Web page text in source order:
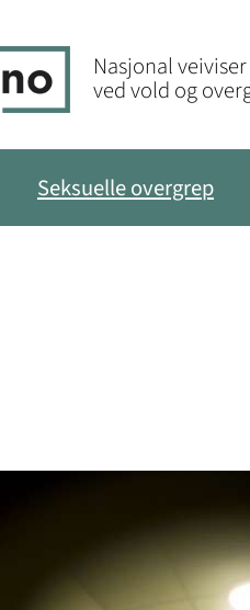
Nasjonal veiviser
ved vold og
Seksuelle overgrep